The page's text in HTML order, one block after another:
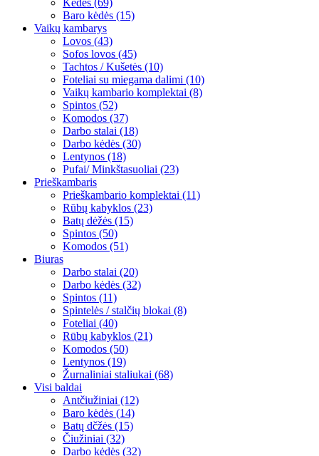
Kėdės (69)
Baro kėdės (15)
Vaikų kambarys
Lovos (43)
Sofos lovos (45)
Tachtos / Kušetės (10)
Foteliai su miegama dalimi (10)
Vaikų kambario komplektai (8)
Spintos (52)
Komodos (37)
Darbo stalai (18)
Darbo kėdės (30)
Lentynos (18)
Pufai/ Minkštasuoliai (23)
Prieškambaris
Prieškambario komplektai (11)
Rūbų kabyklos (23)
Batų dėžės (15)
Spintos (50)
Komodos (51)
Biuras
Darbo stalai (20)
Darbo kėdės (32)
Spintos (11)
Spintelės / stalčių blokai (8)
Foteliai (40)
Rūbų kabyklos (21)
Komodos (50)
Lentynos (19)
Žurnaliniai staliukai (68)
Visi baldai
Antčiužiniai (12)
Baro kėdės (14)
Batų dčžės (15)
Čiužiniai (32)
Darbo kėdės (32)